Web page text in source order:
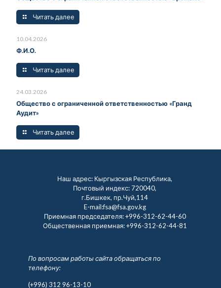
Читать далее
10.04.2026
Ф.И.О.
Читать далее
24.03.2026
Общество с ограниченной ответственностью «Гранд
Аудит»
Читать далее
Наш адрес: Кыргызская Республика,
Почтовый индекс: 720040,
г.Бишкек, пр.Чуй,114
E-mail:fsa@fsa.gov.kg
Приемная председателя:+996-312-62-44-60
Общественная приемная:+996-312-62-44-81
По вопросам работы сайта обращаться по
телефону:
(+996) 312 96-13-10